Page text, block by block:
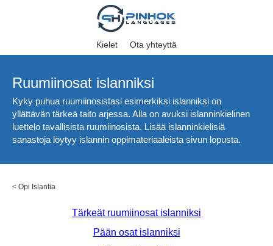
Kielet Ota yhteyttä
Ruumiinosat islanniksi
Kyky puhua ruumiinosistasi esimerkiksi islanniksi on
yllättävän tärkeä taito arjessa. Alla on avuksi islanninkielinen
luettelo tavallisista ruumiinosista. Lisää islanninkielisiä
sanastoja löytyy islannin oppimateriaaleista sivun lopusta.
< Opi Islantia
Tärkeät ruumiinosat islanniksi
Pään osat islanniksi